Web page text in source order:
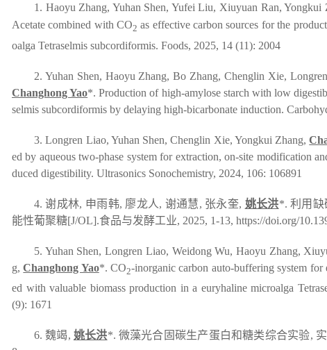
1. Haoyu Zhang, Yuhan Shen, Yufei Liu, Xiuyuan Ran, Yongkui
Acetate combined with CO2 as effective carbon sources for the
oalga Tetraselmis subcordiformis. Foods, 2025, 14 (11): 2004
2. Yuhan Shen, Haoyu Zhang, Bo Zhang, Chenglin Xie,
Changhong Yao*. Production of high-amylose starch with low
selmis subcordiformis by delaying high-bicarbonate induction.
3. Longren Liao, Yuhan Shen, Chenglin Xie, Yongkui Zhang,
ed by aqueous two-phase system for extraction, on-site modification
duced digestibility. Ultrasonics Sonochemistry, 2024, 106: 106891
4.谢成林, 申雨韩, 廖龙人, 谢通慧, 张永奎, 姚长洪*. 利用缺
能性葡聚糖[J/OL].食品与发酵工业, 2025, 1-13, https://doi.org/
5. Yuhan Shen, Longren Liao, Weidong Wu, Haoyu Zhang,
g,Changhong Yao*. CO2-inorganic carbon auto-buffering system
ed with valuable biomass production in a euryhaline microalga
(9): 1671
6.魏竭, 姚长洪*. 微藻光合固碳生产蛋白和糖类综合实验,